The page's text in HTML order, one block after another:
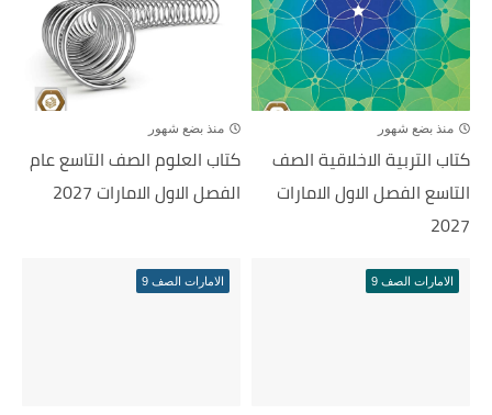
منذ بضع شهور
كتاب التربية الاخلاقية الصف
التاسع الفصل الاول الامارات
2027
منذ بضع شهور
كتاب العلوم الصف التاسع عام
الفصل الاول الامارات 2027
الامارات الصف 9 الامارات الصف 9